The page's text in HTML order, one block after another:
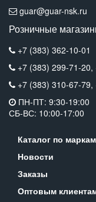
guar@guar-nsk.ru
Розничные
+7 (383) 362-10-01
+7 (383) 299-71-20,
+7 (383) 310-67-79,
ПН-ПТ: 9:30-19:00
СБ-ВС: 10:00-17:00
Каталог по маркам
Новости
Заказы
Оптовым